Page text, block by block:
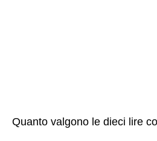
Quanto valgono le dieci lire